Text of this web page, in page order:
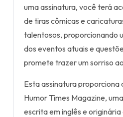
uma assinatura, você terá
de tiras cômicas e
talentosos, proporcionando
dos eventos atuais e
promete trazer um sorriso
Esta assinatura proporciona
Humor Times Magazine,
escrita em inglês e